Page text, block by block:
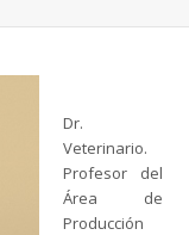
Dr.
Veterinario.
Profesor del
Área de
Producción